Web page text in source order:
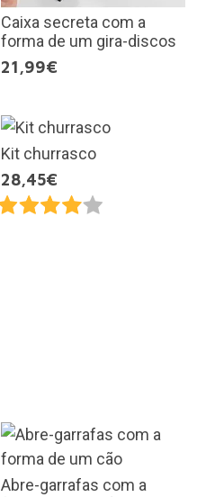
Caixa secreta com a
forma de um gira-discos
21,99€
Kit churrasco
28,45€
Abre-garrafas com a